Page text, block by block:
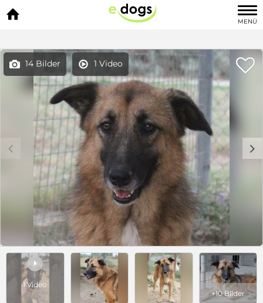

MENÜ
 14 Bilder  1 Video 
c d

1 Video
+10 Bilder